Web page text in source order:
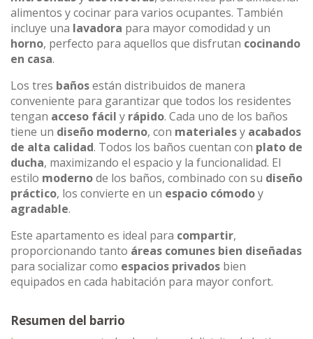
alimentos y cocinar para varios ocupantes. También
incluye una lavadora para mayor comodidad y un
horno, perfecto para aquellos que disfrutan cocinando
en casa.
Los tres bañosestán distribuidos de manera
conveniente para garantizar que todos los residentes
tengan acceso fácil y rápido. Cada uno de los baños
tiene un diseño moderno, con materialesy acabados
de alta calidad. Todos los baños cuentan con plato de
ducha, maximizando el espacio y la funcionalidad. El
estilo modernode los baños, combinado con su diseño
práctico, los convierte en un espacio cómodoy
agradable.
Este apartamento es ideal para compartir,
proporcionando tanto áreas comunes bien diseñadas
para socializar como espacios privados bien
equipados en cada habitación para mayor confort.
Resumen del barrio